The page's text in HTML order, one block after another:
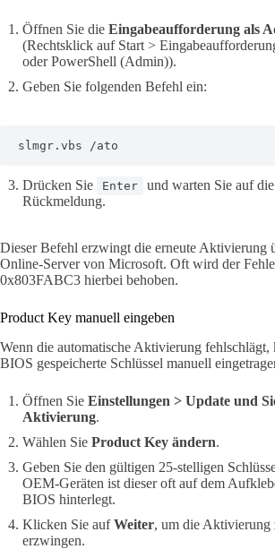
Öffnen Sie die Eingabeaufforderung als
(Rechtsklick auf Start >
oder PowerShell (Admin)).
Geben Sie folgenden Befehl ein:
slmgr.vbs /ato
Drücken Sie Enter
und warten Sie auf die
Rückmeldung.
Dieser Befehl erzwingt die erneute Aktivierung
Online-Server von Microsoft. Oft wird der
0x803FABC3 hierbei behoben.
Product Key manuell eingeben
Wenn die automatische Aktivierung fehlschlägt,
BIOS gespeicherte Schlüssel manuell
Öffnen Sie Einstellungen > Update und
Aktivierung.
Wählen Sie Product Key ändern.
Geben Sie den gültigen 25-stelligen
OEM-Geräten ist dieser oft auf dem
BIOS hinterlegt.
Klicken Sie aufWeiter, um die Aktivierung
erzwingen.